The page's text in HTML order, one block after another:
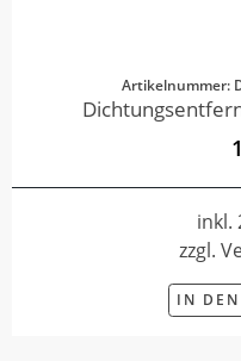
Artikelnummer:
inkl.
zzgl.
IN